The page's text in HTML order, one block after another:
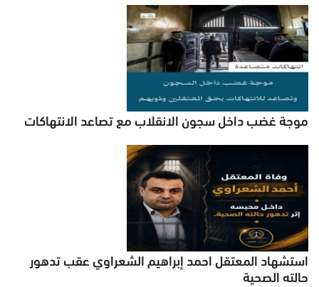
موجة غضب داخل سجون الانقلاب مع تصاعد الانتهاكات
استشهاد المعتقل احمد إبراهيم الشعراوي عقب تدهور
حالته الصحية